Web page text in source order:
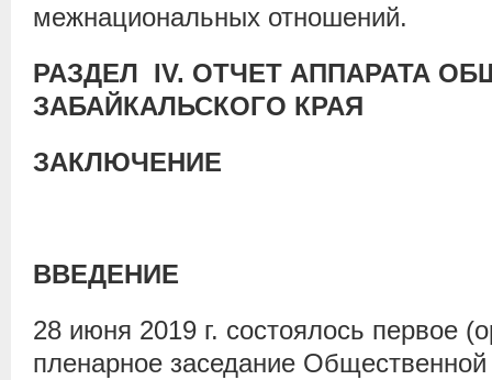
межнациональных отношений.
РАЗДЕЛ IV. ОТЧЕТ АППАРАТА
ЗАБАЙКАЛЬСКОГО КРАЯ
ЗАКЛЮЧЕНИЕ
ВВЕДЕНИЕ
28 июня 2019 г. состоялось первое
пленарное заседание